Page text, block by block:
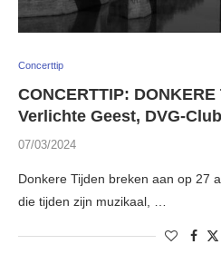
Concerttip
CONCERTTIP:
Verlichte Geest, DVG-
07/03/2024
Donkere Tijden breken aan op 27
die tijden zijn muzikaal, …